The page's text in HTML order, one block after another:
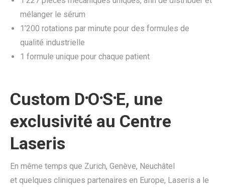
mélanger le sérum ​
1’200 rotations par minute pour des formules de
qualité industrielle
1 formule unique pour chaque patient​
Custom D⸱O⸱S⸱E, une
exclusivité au Centre
Laseris
En même temps que Zurich, Genève, Neuchâtel
et quelques cliniques partenaires en Europe, Laseris a le